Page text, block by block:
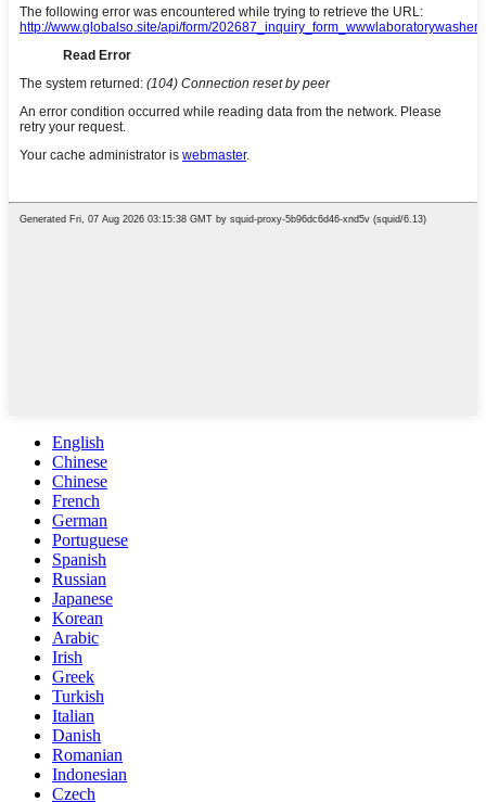
English
Chinese
Chinese
French
German
Portuguese
Spanish
Russian
Japanese
Korean
Arabic
Irish
Greek
Turkish
Italian
Danish
Romanian
Indonesian
Czech